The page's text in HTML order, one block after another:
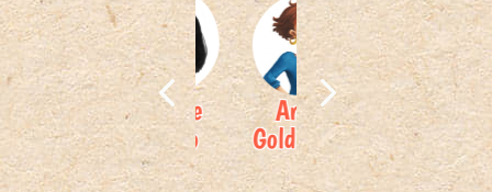
Amélie
Vidélo
Anaïs
Goldemberg
Briony
May
Smith